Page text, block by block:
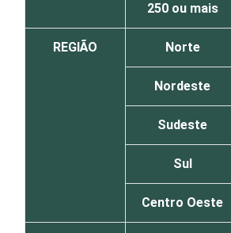
250 ou mais
REGIÃO Norte
Nordeste
Sudeste
Sul
Centro Oeste